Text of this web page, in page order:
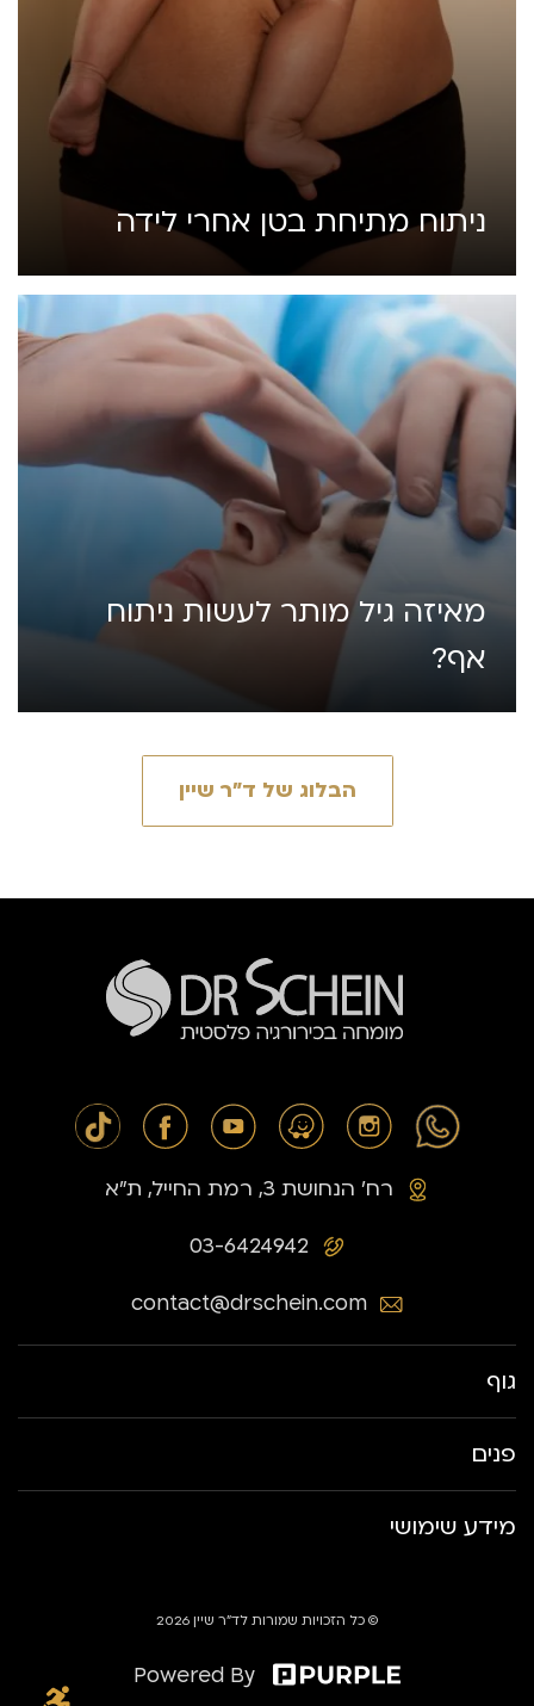
ניתוח מתיחת בטן אחרי לידה
מאיזה גיל מותר לעשות ניתוח
אף?
הבלוג של ד״ר שיין
03-6424942
רח׳ הנחושת 3, רמת החייל, ת״א
contact@drschein.com
גוף
פנים
מידע שימושי
© כל הזכויות שמורות לד״ר שיין 2026
Powered By